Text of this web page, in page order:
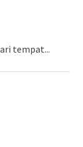
tempat...